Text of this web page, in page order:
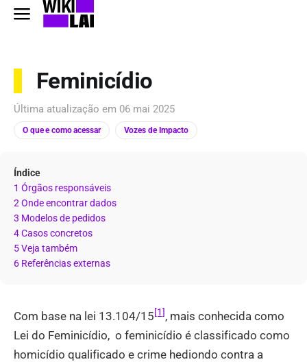
Feminicídio
Última atualização em 06 mai 2025
O que e como acessar Vozes de Impacto
Índice
1 Órgãos responsáveis
2 Onde encontrar dados
3 Modelos de pedidos
4 Casos concretos
5 Veja também
6 Referências externas
Com base na lei 13.104/15[1], mais conhecida como
Lei do Feminicídio, o feminicídio é classificado como
homicídio qualificado e crime hediondo contra a